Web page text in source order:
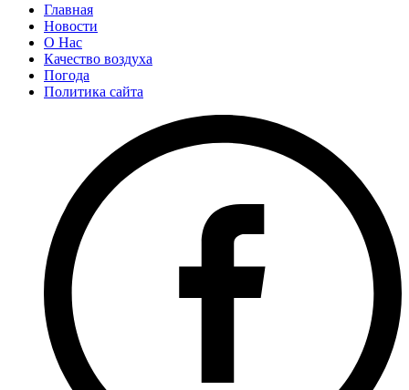
Главная
Новости
О Нас
Качество воздуха
Погода
Политика сайта